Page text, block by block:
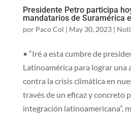
Presidente Petro participa
mandatarios de Suramérica
por Paco Col May 30, 2023|
• “Iré a esta cumbre de
Latinoamérica para lograr una
contra la crisis climática en
través de un eficaz y concreto
integración latinoamericana”,